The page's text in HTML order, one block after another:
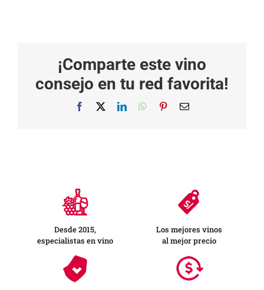
¡Comparte este vino
consejo en tu red favorita!
Facebook LinkedInWhatsApp
PinterestCorreo
Desde 2015,
especialistas en vino
Los mejores vinos
al mejor precio